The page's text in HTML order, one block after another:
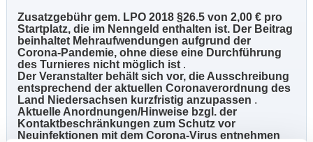
Zusatzgebühr gem. LPO 2018 §26.5 von 2,00 € pro
Startplatz, die im Nenngeld enthalten ist. Der Beitrag
beinhaltet Mehraufwendungen aufgrund der
Corona-Pandemie, ohne diese eine Durchführung
des Turnieres nicht möglich ist .
Der Veranstalter behält sich vor, die Ausschreibung
entsprechend der aktuellen Coronaverordnung des
Land Niedersachsen kurzfristig anzupassen .
Aktuelle Anordnungen/Hinweise bzgl. der
Kontaktbeschränkungen zum Schutz vor
Neuinfektionen mit dem Corona-Virus entnehmen